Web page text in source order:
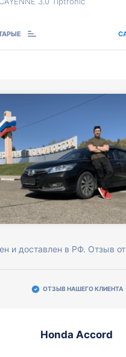
и доставлен в РФ. Отзыв
ОТЗЫВ НАШЕГО КЛИЕНТА
Honda Accord